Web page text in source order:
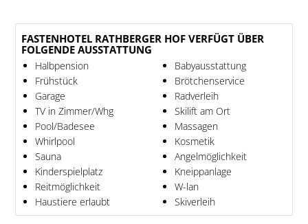
FASTENHOTEL RATHBERGER HOF VERFÜGT ÜBER
FOLGENDE AUSSTATTUNG
Halbpension
Frühstück
Garage
TV in Zimmer/Whg
Pool/Badesee
Whirlpool
Sauna
Kinderspielplatz
Reitmöglichkeit
Haustiere erlaubt
Babyausstattung
Brötchenservice
Radverleih
Skilift am Ort
Massagen
Kosmetik
Angelmöglichkeit
Kneippanlage
W-lan
Skiverleih